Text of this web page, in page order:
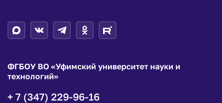
ФГБОУ ВО «Уфимский университет науки и
технологий»
+ 7 (347) 229-96-16